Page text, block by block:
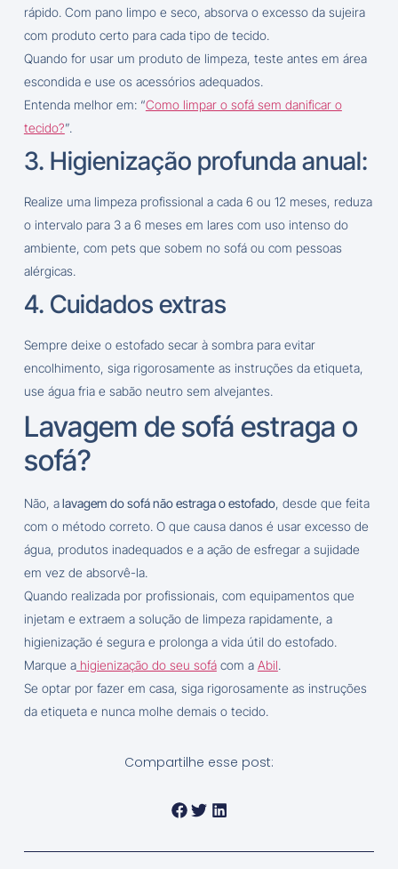
rápido. Com pano limpo e seco, absorva o excesso da sujeira
com produto certo para cada tipo de tecido.
Quando for usar um produto de limpeza, teste antes em área
escondida e use os acessórios adequados.
Entenda melhor em: “Como limpar o sofá sem danificar o
tecido?”.
3. Higienização profunda anual:
Realize uma limpeza profissional a cada 6 ou 12 meses, reduza
o intervalo para 3 a 6 meses em lares com uso intenso do
ambiente, com pets que sobem no sofá ou com pessoas
alérgicas.
4. Cuidados extras
Sempre deixe o estofado secar à sombra para evitar
encolhimento, siga rigorosamente as instruções da etiqueta,
use água fria e sabão neutro sem alvejantes.
Lavagem de sofá estraga o
sofá?
Não, alavagem do sofá não estraga o estofado, desde que feita
com o método correto. O que causa danos é usar excesso de
água, produtos inadequados e a ação de esfregar a sujidade
em vez de absorvê-la.
Quando realizada por profissionais, com equipamentos que
injetam e extraem a solução de limpeza rapidamente, a
higienização é segura e prolonga a vida útil do estofado.
Marque ahigienização do seu sofácom a Abil.
Se optar por fazer em casa, siga rigorosamente as instruções
da etiqueta e nunca molhe demais o tecido.
Compartilhe esse post: